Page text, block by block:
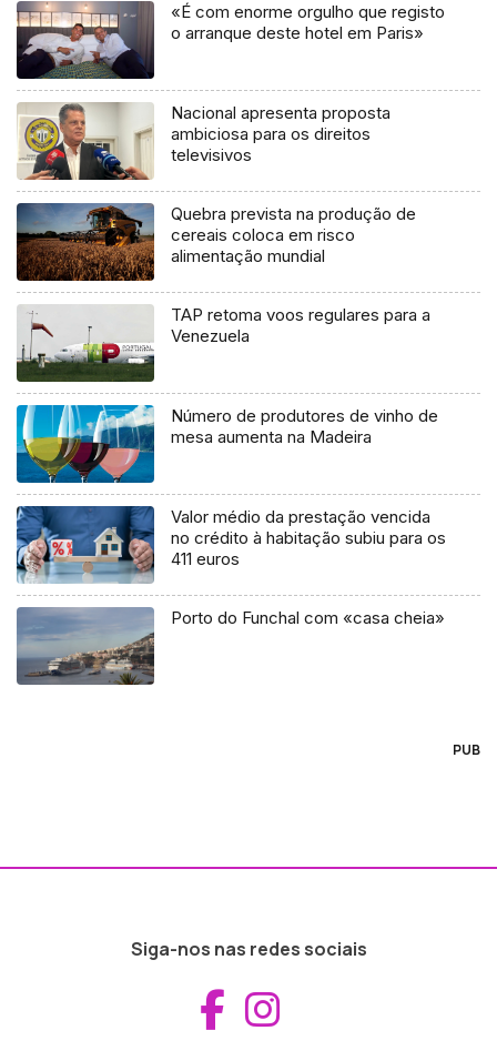
«É com enorme orgulho que registo
o arranque deste hotel em Paris»
Nacional apresenta proposta
ambiciosa para os direitos
televisivos
Quebra prevista na produção de
cereais coloca em risco
alimentação mundial
TAP retoma voos regulares para a
Venezuela
Número de produtores de vinho de
mesa aumenta na Madeira
Valor médio da prestação vencida
no crédito à habitação subiu para os
411 euros
Porto do Funchal com «casa cheia»
PUB
Siga-nos nas redes sociais
Aceder ao